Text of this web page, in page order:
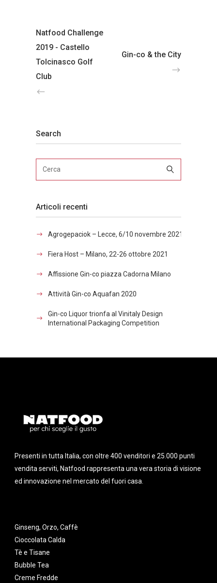
Natfood Challenge
2019 - Castello
Tolcinasco Golf
Club
Gin-co & the City
Search
Articoli recenti
Agrogepaciok – Lecce, 6/10 novembre 2021
Fiera Host – Milano, 22-26 ottobre 2021
Affissione Gin-co piazza Cadorna Milano
Attività Gin-co Aquafan 2020
Gin-co Liquor trionfa al Vinitaly Design
International Packaging Competition
Presenti in tutta Italia, con oltre 400 venditori e 25.000 punti
vendita serviti, Natfood rappresenta una vera storia di visione
ed innovazione nel mercato del fuori casa.
Ginseng, Orzo, Caffè
Cioccolata Calda
Tè e Tisane
Bubble Tea
Creme Fredde